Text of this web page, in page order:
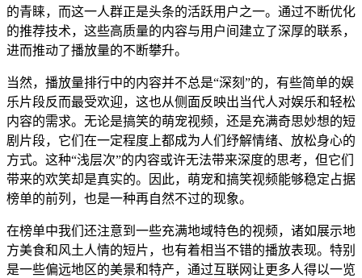
的青睐，而这一人群正是头条的活跃用户之一。通过不断优化
的推荐技术，这些高质量的内容与用户间建立了深厚的联系，
进而推动了播放量的不断攀升。
当然，播放量排行中的内容并不总是“深刻”的，有些简单的娱
乐片段反而最受欢迎，这也从侧面反映出当代人对娱乐和轻松
内容的需求。无论是搞笑的萌宠视频，还是充满奇思妙想的短
剧片段，它们在一定程度上都成为人们纾解情绪、放松身心的
方式。这种“浅层次”的内容或许无法带来深度的思考，但它们
带来的欢笑却是真实的。因此，萌宠和搞笑视频能够稳定占据
榜单的前列，也是一种再自然不过的现象。
在榜单中我们还注意到一些充满地域特色的视频，诸如展示地
方美食和风土人情的短片，也有着相当不错的播放表现。特别
是一些偏远地区的美景和特产，通过互联网让更多人得以一览